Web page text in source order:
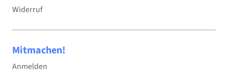
Widerruf
Mitmachen!
Anmelden